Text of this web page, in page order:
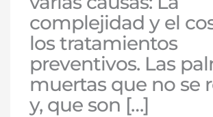
complejidad y el
los tratamientos
preventivos. Las
muertas que no se
y, que son […]